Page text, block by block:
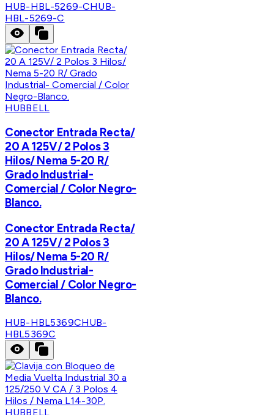
HUB-HBL-5269-CHUB-
HBL-5269-C
HUBBELL
Conector Entrada Recta/
20 A 125V/ 2 Polos 3
Hilos/ Nema 5-20 R/
Grado Industrial-
Comercial / Color Negro-
Blanco.
Conector Entrada Recta/
20 A 125V/ 2 Polos 3
Hilos/ Nema 5-20 R/
Grado Industrial-
Comercial / Color Negro-
Blanco.
HUB-HBL5369CHUB-
HBL5369C
HUBBELL